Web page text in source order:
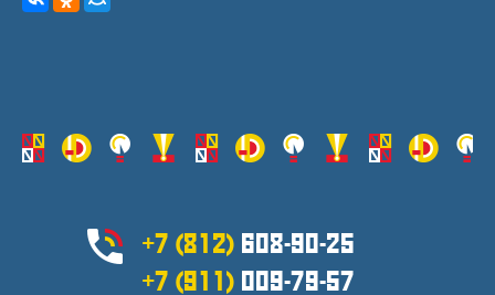
+7 (812) 608-90-25
+7 (911) 009-79-57